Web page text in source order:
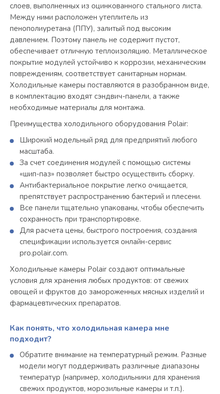
слоев, выполненных из оцинкованного стального листа.
Между ними расположен утеплитель из
пенополиуретана (ППУ), залитый под высоким
давлением. Поэтому панель не содержит пустот,
обеспечивает отличную теплоизоляцию. Металлическое
покрытие модулей устойчиво к коррозии, механическим
повреждениям, соответствует санитарным нормам.
Холодильные камеры поставляются в разобранном виде,
в комплектацию входят сэндвич-панели, а также
необходимые материалы для монтажа.
Преимущества холодильного оборудования Polair:
Широкий модельный ряд для предприятий любого
масштаба.
За счет соединения модулей с помощью системы
«шип-паз» позволяет быстро осуществить сборку.
Антибактериальное покрытие легко очищается,
препятствует распространению бактерий и плесени.
Все панели тщательно упакованы, чтобы обеспечить
сохранность при транспортировке.
Для расчета цены, быстрого построения, создания
спецификации используется онлайн-сервис
pro.polair.com.
Холодильные камеры Polair создают оптимальные
условия для хранения любых продуктов: от свежих
овощей и фруктов до замороженных мясных изделий и
фармацевтических препаратов.
Как понять, что холодильная камера мне
подходит?
Обратите внимание на температурный режим. Разные
модели могут поддерживать различные диапазоны
температур (например, холодильники для хранения
свежих продуктов, морозильные камеры и т.п.).